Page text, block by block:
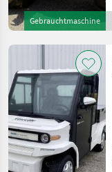
Gebrauchtmaschine